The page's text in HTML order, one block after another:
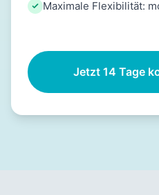
Maximale Flexibilität:
Jetzt 14 Tage